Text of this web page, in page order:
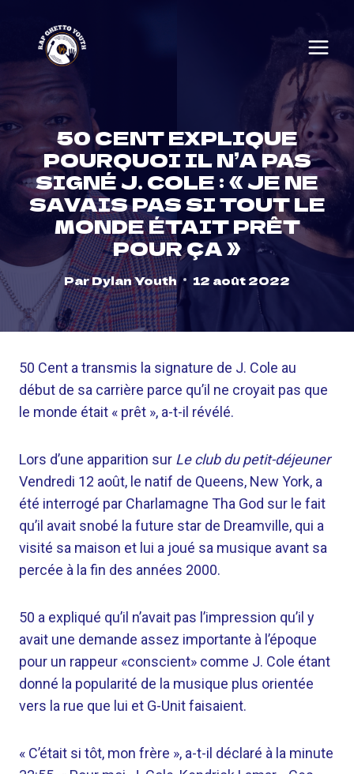
content
50 CENT EXPLIQUE
POURQUOI IL N’A PAS
SIGNÉ J. COLE : « JE NE
SAVAIS PAS SI TOUT LE
MONDE ÉTAIT PRÊT
POUR ÇA »
ParDylan Youth 12 août 2022
50 Cent a transmis la signature de J. Cole au
début de sa carrière parce qu’il ne croyait pas que
le monde était « prêt », a-t-il révélé.
Lors d’une apparition sur Le club du petit-déjeuner
Vendredi 12 août, le natif de Queens, New York, a
été interrogé par Charlamagne Tha God sur le fait
qu’il avait snobé la future star de Dreamville, qui a
visité sa maison et lui a joué sa musique avant sa
percée à la fin des années 2000.
50 a expliqué qu’il n’avait pas l’impression qu’il y
avait une demande assez importante à l’époque
pour un rappeur «conscient» comme J. Cole étant
donné la popularité de la musique plus orientée
vers la rue que lui et G-Unit faisaient.
« C’était si tôt, mon frère », a-t-il déclaré à la minute